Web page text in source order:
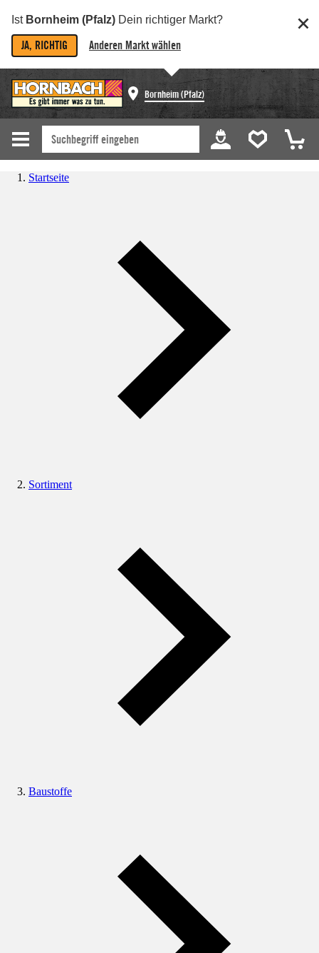
Ist Bornheim (Pfalz) Dein richtiger Markt?
JA, RICHTIG Anderen Markt wählen
Bornheim (Pfalz)
Startseite
Sortiment
Baustoffe